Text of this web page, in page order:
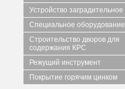
Устройство заградительное
Специальное оборудование
Строительство дворов для
содержания КРС
Режущий инструмент
Покрытие горячим цинком